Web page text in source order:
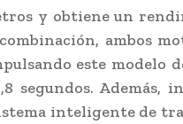
y obtiene un
ambos
este modelo
segundos. Además,
inteligente de